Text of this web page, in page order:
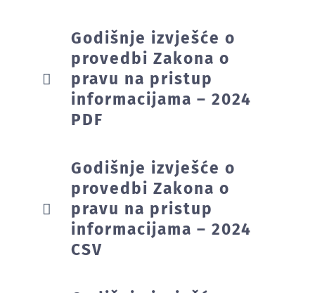
Godišnje izvješće o
provedbi Zakona o
pravu na pristup
informacijama – 2024
PDF
Godišnje izvješće o
provedbi Zakona o
pravu na pristup
informacijama – 2024
CSV